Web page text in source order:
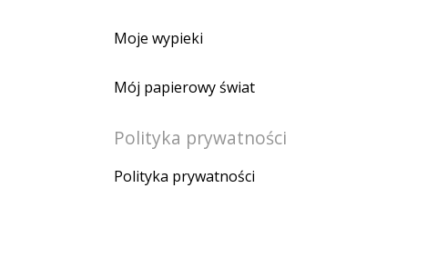
Moje wypieki
Mój papierowy świat
Polityka prywatności
Polityka prywatności